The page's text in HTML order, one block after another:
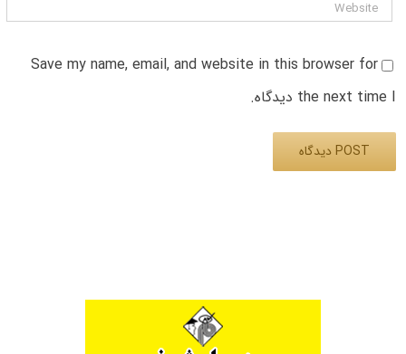
Save my name, email, and website in this browser for
the next time I دیدگاه.